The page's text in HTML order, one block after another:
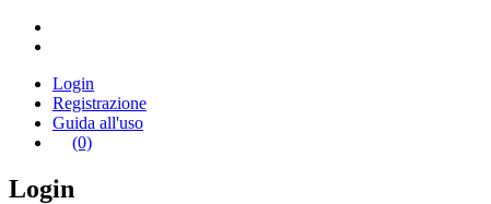
Login
Registrazione
Guida all'uso
(0)
Login